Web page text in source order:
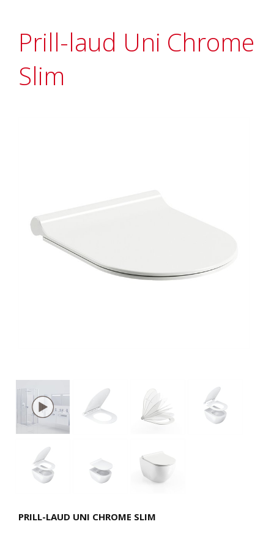
Prill-laud Uni Chrome
Slim
PRILL-LAUD UNI CHROME SLIM